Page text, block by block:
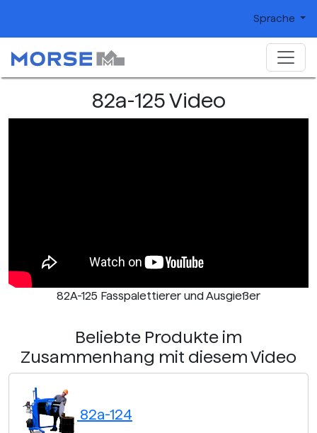
Sprache
82a-125 Video
82A-125 Fasspalettierer und Ausgießer
Beliebte Produkte im
Zusammenhang mit diesem Video
82a-124